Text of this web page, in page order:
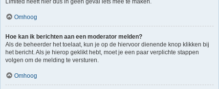
Limited heeft hier dus in geen geval iets mee te maken.
Omhoog
Hoe kan ik berichten aan een moderator melden?
Als de beheerder het toelaat, kun je op de hiervoor dienende knop klikken bij
het bericht. Als je hierop geklikt hebt, moet je een paar verplichte stappen
volgen om de melding te versturen.
Omhoog